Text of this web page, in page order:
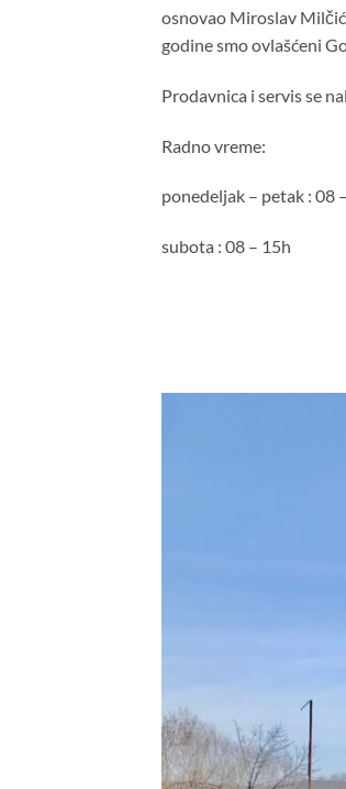
osnovao Miroslav Milčić
godine smo ovlašćeni
Prodavnica i servis se
Radno vreme:
ponedeljak – petak : 08
subota : 08 – 15h